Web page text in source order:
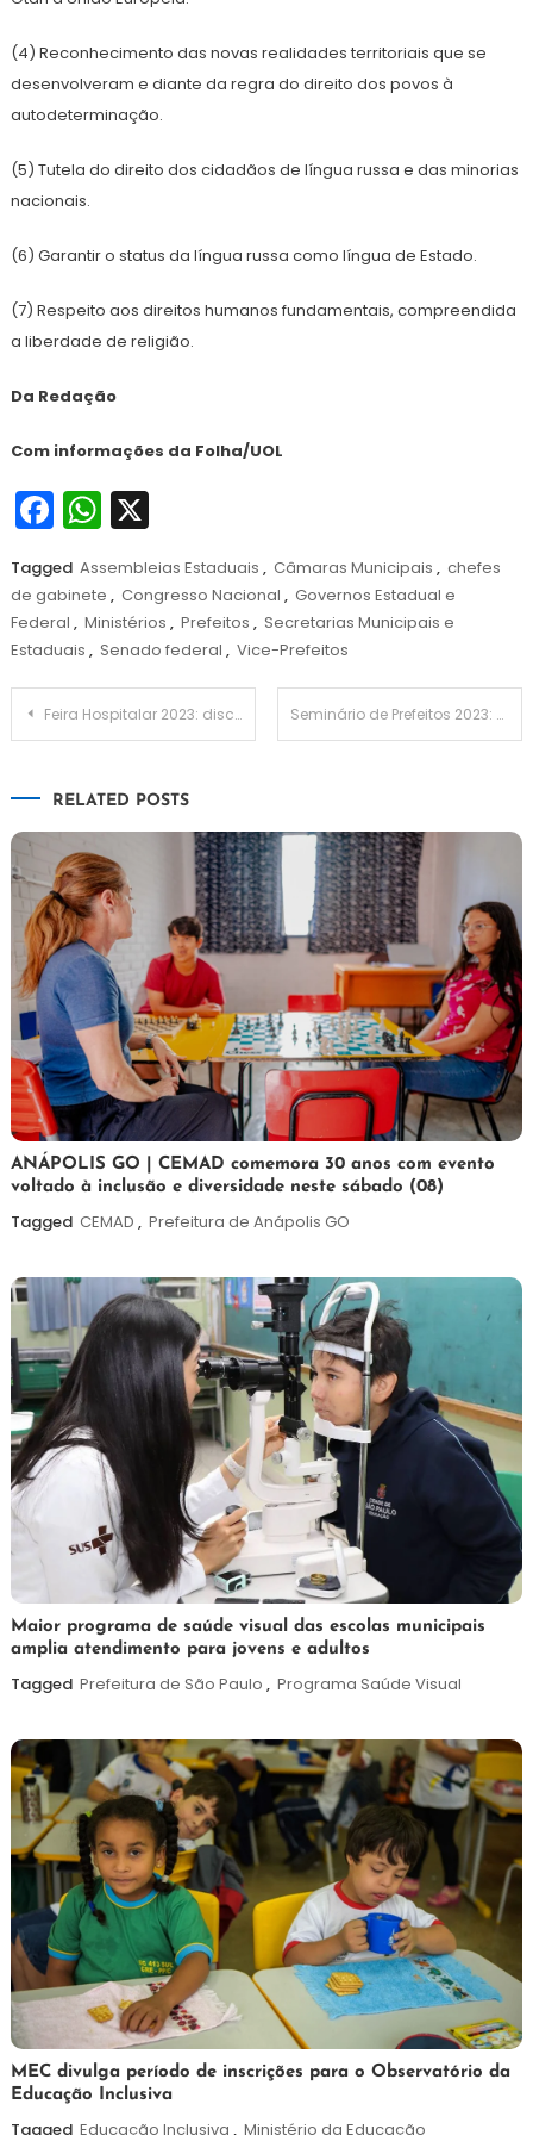
(4) Reconhecimento das novas realidades territoriais que se
desenvolveram e diante da regra do direito dos povos à
autodeterminação.
(5) Tutela do direito dos cidadãos de língua russa e das minorias
nacionais.
(6) Garantir o status da língua russa como língua de Estado.
(7) Respeito aos direitos humanos fundamentais, compreendida
a liberdade de religião.
Da Redação
Com informações da Folha/UOL
Facebook
WhatsApp
X
Tagged Assembleias Estaduais , Câmaras Municipais , chefes
de gabinete , Congresso Nacional , Governos Estadual e
Federal , Ministérios , Prefeitos , Secretarias Municipais e
Estaduais , Senado federal , Vice-Prefeitos
Navegação
Feira Hospitalar 2023: discussões sobre o poder da tecnologia e sustentabilidade Seminário de Prefeitos 2023: painel vai discutir recursos financeiros nos municípios
RELATED POSTS
7
de
agosto
Maurilio
ANÁPOLIS GO | CEMAD comemora 30 anos com evento
voltado à inclusão e diversidade neste sábado (08)
Tagged CEMAD , Prefeitura de Anápolis GO
7
de
agosto
Maurilio
Maior programa de saúde visual das escolas municipais
amplia atendimento para jovens e adultos
Tagged Prefeitura de São Paulo , Programa Saúde Visual
7
de
agosto
Maurilio
MEC divulga período de inscrições para o Observatório da
Educação Inclusiva
Tagged Educação Inclusiva , Ministério da Educação